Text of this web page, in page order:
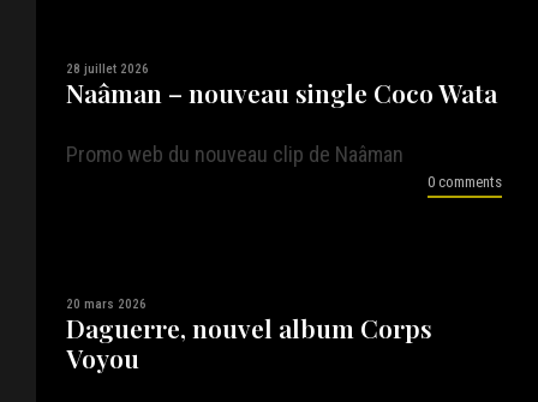
28 juillet 2026
Naâman – nouveau single Coco Wata
Promo web du nouveau clip de Naâman
0 comments
20 mars 2026
Daguerre, nouvel album Corps
Voyou